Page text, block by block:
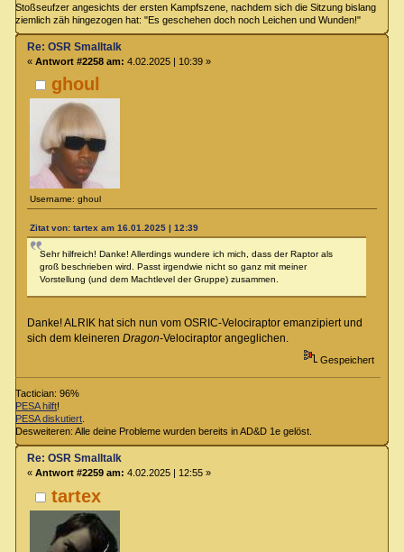
Stoßseufzer angesichts der ersten Kampfszene, nachdem sich die Sitzung bislang
ziemlich zäh hingezogen hat: "Es geschehen doch noch Leichen und Wunden!"
ghoul
Username: ghoul
Re: OSR Smalltalk
« Antwort #2258 am: 4.02.2025 | 10:39 »
Zitat von: tartex am 16.01.2025 | 12:39
Sehr hilfreich! Danke! Allerdings wundere ich mich, dass der Raptor als
groß beschrieben wird. Passt irgendwie nicht so ganz mit meiner
Vorstellung (und dem Machtlevel der Gruppe) zusammen.
Danke! ALRIK hat sich nun vom OSRIC-Velociraptor emanzipiert und
sich dem kleineren Dragon-Velociraptor angeglichen.
Gespeichert
Tactician: 96%
PESA hilft!
PESA diskutiert
Desweiteren: Alle deine Probleme wurden bereits in AD&D 1e gelöst.
tartex
Re: OSR Smalltalk
« Antwort #2259 am: 4.02.2025 | 12:55 »